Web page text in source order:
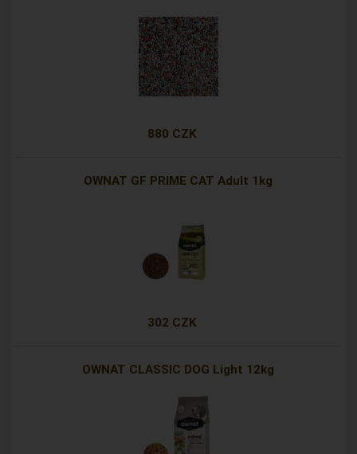
880 CZK
OWNAT GF PRIME CAT Adult 1kg
302 CZK
OWNAT CLASSIC DOG Light 12kg